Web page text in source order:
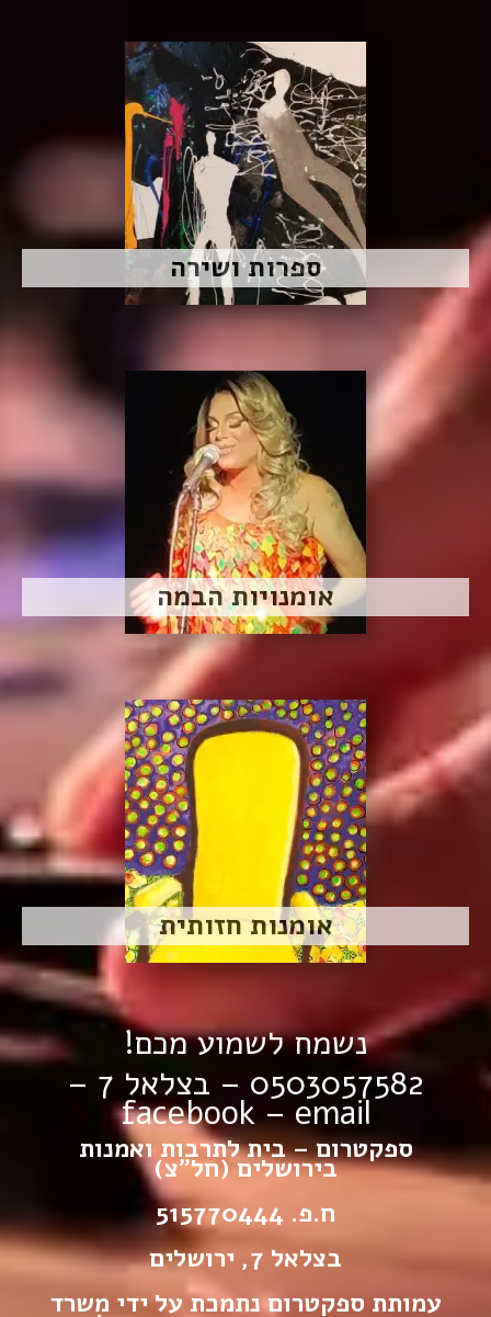
ספרות ושירה
אומנויות הבמה
אומנות חזותית
נשמח לשמוע מכם!
0503057582 – בצלאל 7 –
facebook–email
ספקטרום – בית לתרבות ואמנות
בירושלים (חל”צ)
ח.פ. 515770444
בצלאל 7, ירושלים
עמותת ספקטרום נתמכת על ידי משרד